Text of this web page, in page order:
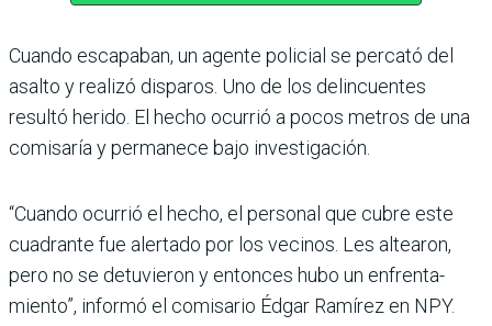
Cuando escapaban, un agente policial se percató del
asalto y realizó dispa­ros. Uno de los delincuen­tes
resultó herido. El hecho ocurrió a pocos metros de una
comisaría y permanece bajo investigación.
“Cuando ocurrió el hecho, el personal que cubre este
cuadrante fue alertado por los vecinos. Les altearon,
pero no se detuvieron y entonces hubo un enfrenta­
miento”, informó el comisa­rio Édgar Ramírez en NPY.